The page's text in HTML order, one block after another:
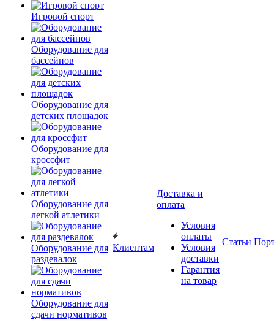
Игровой спорт
Оборудование для
бассейнов
Оборудование для
детских площадок
Оборудование для
кроссфит
Оборудование для
легкой атлетики
Оборудование для
раздевалок
Оборудование для
сдачи нормативов
Клиентам
Доставка и
оплата
Условия
оплаты
Условия
доставки
Гарантия
на товар
Статьи